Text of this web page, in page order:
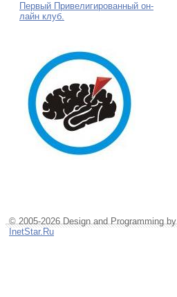
Первый Привелигированный он-
лайн клуб.
© 2005-2026 Design and Programming by
InetStar.Ru